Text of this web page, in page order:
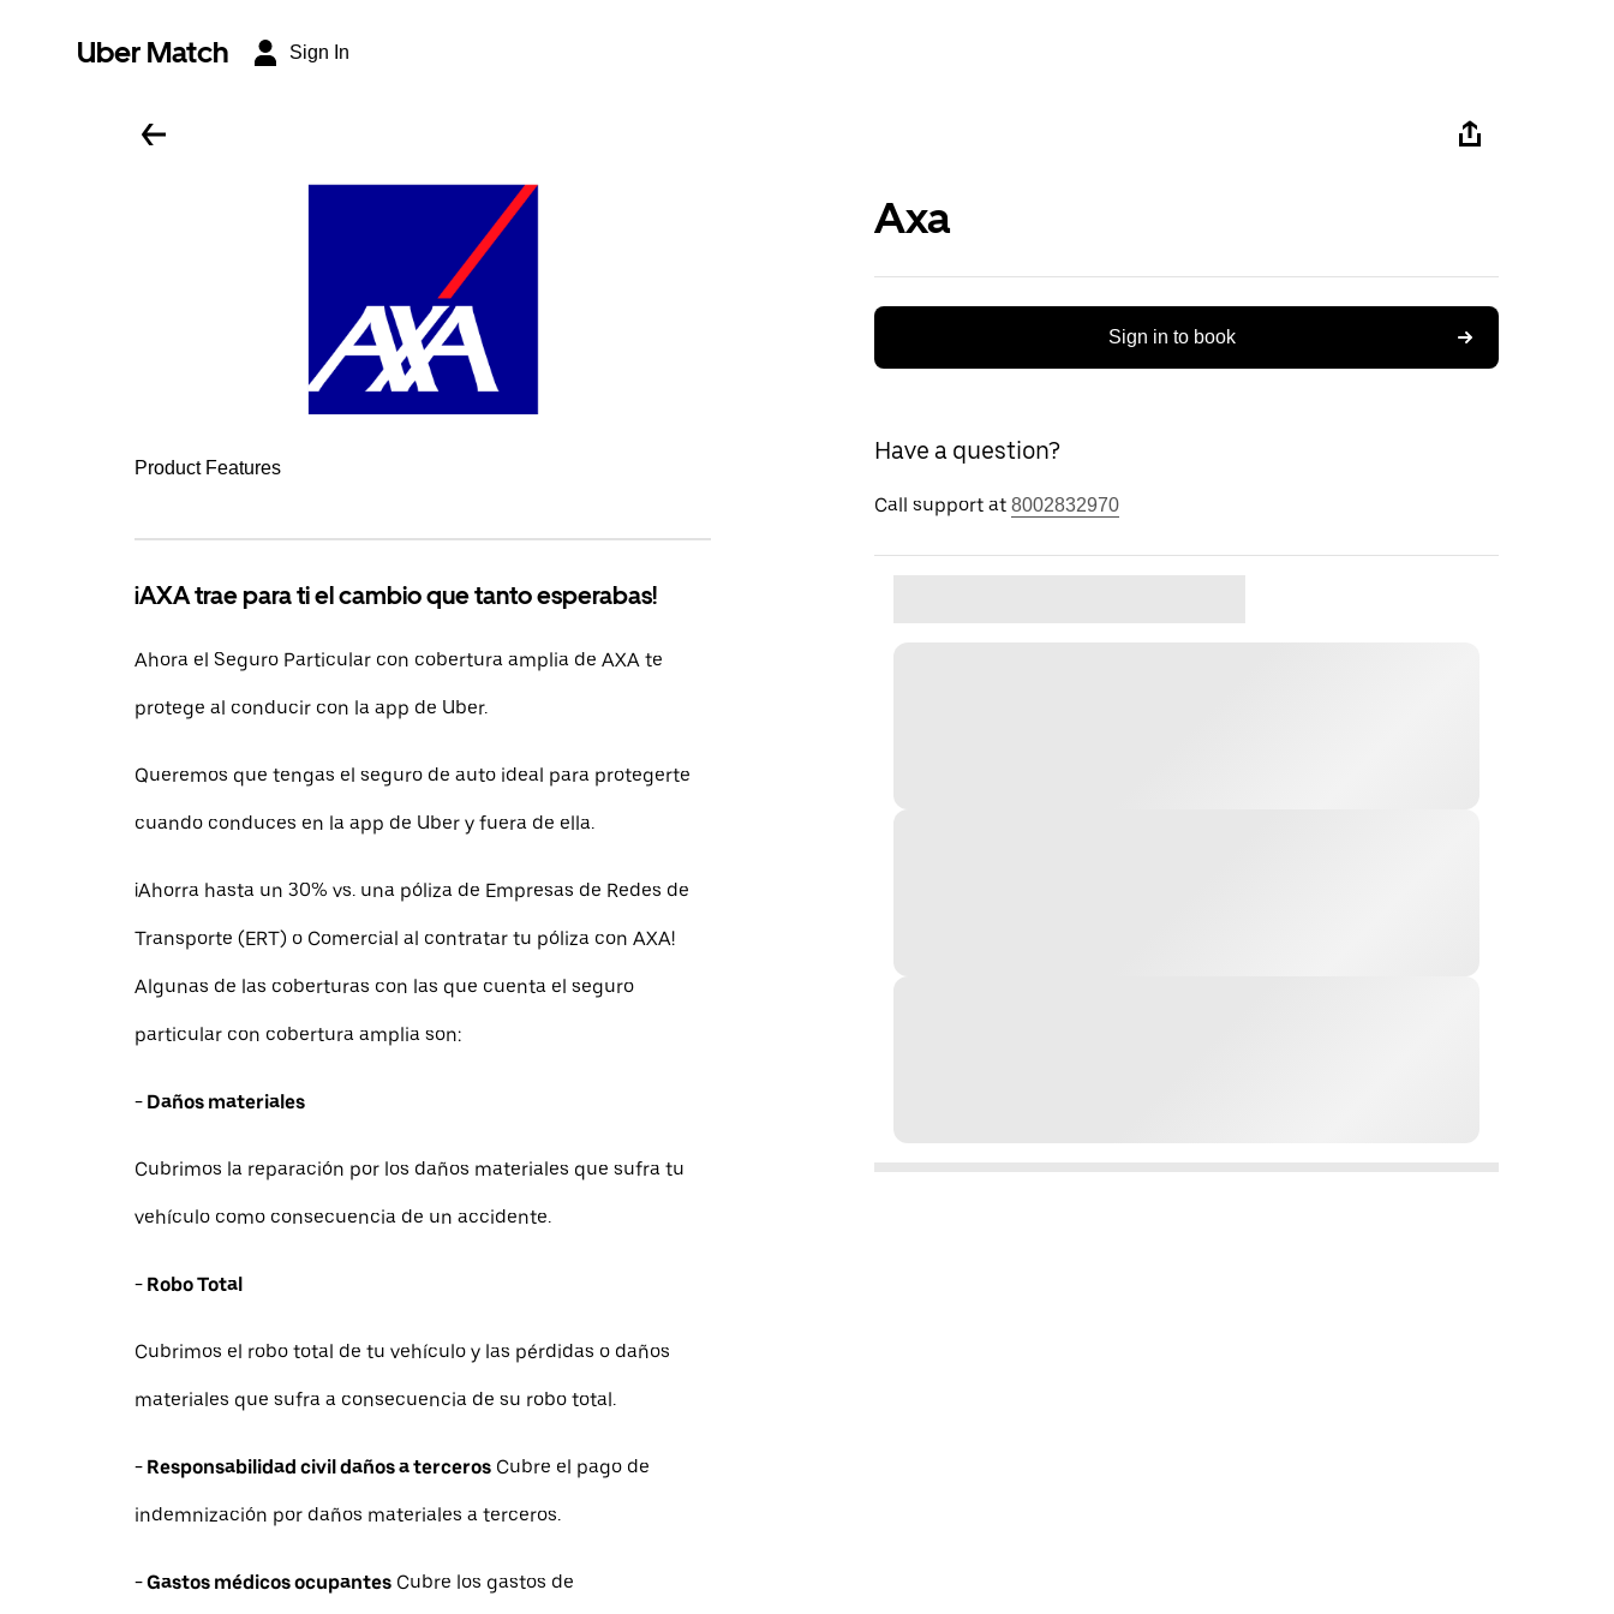
Uber Match Sign In
Product Features
¡AXA trae para ti el cambio que tanto esperabas!
Ahora el Seguro Particular con cobertura amplia de AXA te
protege al conducir con la app de Uber.
Queremos que tengas el seguro de auto ideal para protegerte
cuando conduces en la app de Uber y fuera de ella.
¡Ahorra hasta un 30% vs. una póliza de Empresas de Redes de
Transporte (ERT) o Comercial al contratar tu póliza con AXA!
Algunas de las coberturas con las que cuenta el seguro
particular con cobertura amplia son:
- Daños materiales
Cubrimos la reparación por los daños materiales que sufra tu
vehículo como consecuencia de un accidente.
- Robo Total
Cubrimos el robo total de tu vehículo y las pérdidas o daños
materiales que sufra a consecuencia de su robo total.
- Responsabilidad civil daños a terceros Cubre el pago de
indemnización por daños materiales a terceros.
- Gastos médicos ocupantes Cubre los gastos de
Axa
Sign in to book
Have a question?
Call support at 8002832970